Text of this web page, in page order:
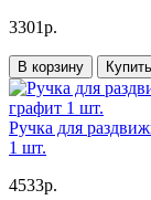
3301р.
В корзину
Ручка для
1 шт.
4533р.